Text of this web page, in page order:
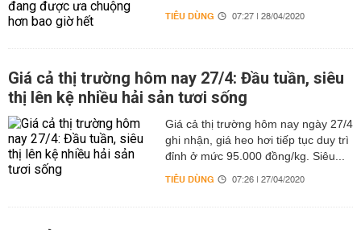
TIÊU DÙNG 07:27 | 28/04/2020
Giá cả thị trường hôm nay 27/4: Đầu tuần, siêu
thị lên kệ nhiều hải sản tươi sống
Giá cả thị trường hôm nay ngày 27/4
ghi nhận, giá heo hơi tiếp tục duy trì
đỉnh ở mức 95.000 đồng/kg. Siêu...
TIÊU DÙNG 07:26 | 27/04/2020